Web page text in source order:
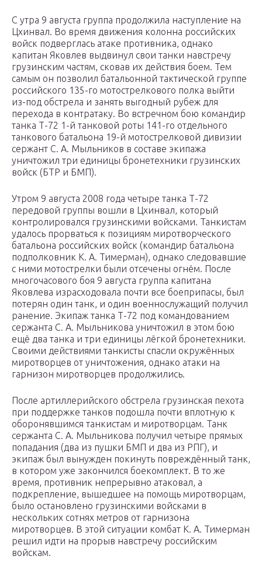
С утра 9 августа группа продолжила наступление на
Цхинвал. Во время движения колонна российских
войск подверглась атаке противника, однако
капитан Яковлев выдвинул свои танки навстречу
грузинским частям, сковав их действия боем. Тем
самым он позволил батальонной тактической группе
российского 135-го мотострелкового полка выйти
из-под обстрела и занять выгодный рубеж для
перехода в контратаку. Во встречном бою командир
танка Т-72 1-й танковой роты 141-го отдельного
танкового батальона 19-й мотострелковой дивизии
сержант С. А. Мыльников в составе экипажа
уничтожил три единицы бронетехники грузинских
войск (БТР и БМП).
Утром 9 августа 2008 года четыре танка Т-72
передовой группы вошли в Цхинвал, который
контролировался грузинскими войсками. Танкистам
удалось прорваться к позициям миротворческого
батальона российских войск (командир батальона
подполковник К. А. Тимерман), однако следовавшие
с ними мотострелки были отсечены огнём. После
многочасового боя 9 августа группа капитана
Яковлева израсходовала почти все боеприпасы, был
потерян один танк, и один военнослужащий получил
ранение. Экипаж танка Т-72 под командованием
сержанта С. А. Мыльникова уничтожил в этом бою
ещё два танка и три единицы лёгкой бронетехники.
Своими действиями танкисты спасли окружённых
миротворцев от уничтожения, однако атаки на
гарнизон миротворцев продолжились.
После артиллерийского обстрела грузинская пехота
при поддержке танков подошла почти вплотную к
оборонявшимся танкистам и миротворцам. Танк
сержанта С. А. Мыльникова получил четыре прямых
попадания (два из пушки БМП и два из РПГ), и
экипаж был вынужден покинуть повреждённый танк,
в котором уже закончился боекомплект. В то же
время, противник непрерывно атаковал, а
подкрепление, вышедшее на помощь миротворцам,
было остановлено грузинскими войсками в
нескольких сотнях метров от гарнизона
миротворцев. В этой ситуации комбат К. А. Тимерман
решил идти на прорыв навстречу российским
войскам.